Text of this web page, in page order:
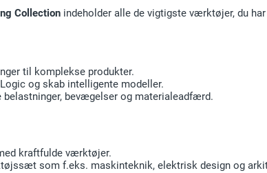
Collection indeholder alle de vigtigste værktøjer, du
til komplekse produkter.
og skab intelligente modeller.
bevægelser og materialeadfærd.
kraftfulde værktøjer.
som f.eks. maskinteknik, elektrisk design og